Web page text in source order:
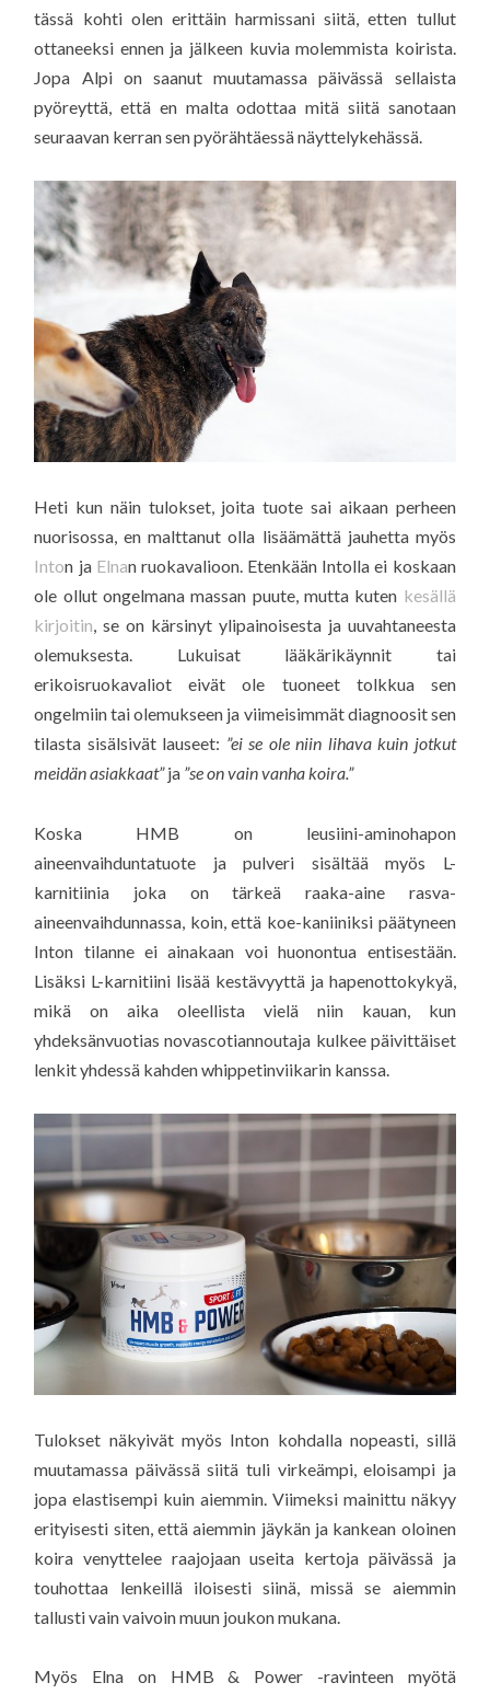
tässä kohti olen erittäin harmissani siitä, etten tullut
ottaneeksi ennen ja jälkeen kuvia molemmista koirista.
Jopa Alpi on saanut muutamassa päivässä sellaista
pyöreyttä, että en malta odottaa mitä siitä sanotaan
seuraavan kerran sen pyörähtäessä näyttelykehässä.
Heti kun näin tulokset, joita tuote sai aikaan perheen
nuorisossa, en malttanut olla lisäämättä jauhetta myös
Inton ja Elnan ruokavalioon. Etenkään Intolla ei koskaan
ole ollut ongelmana massan puute, mutta kuten kesällä
kirjoitin, se on kärsinyt ylipainoisesta ja uuvahtaneesta
olemuksesta. Lukuisat lääkärikäynnit tai
erikoisruokavaliot eivät ole tuoneet tolkkua sen
ongelmiin tai olemukseen ja viimeisimmät diagnoosit sen
tilasta sisälsivät lauseet: ”ei se ole niin lihava kuin jotkut
meidän asiakkaat”ja ”se on vain vanha koira.”
Koska HMB on leusiini-aminohapon
aineenvaihduntatuote ja pulveri sisältää myös L-
karnitiinia joka on tärkeä raaka-aine rasva-
aineenvaihdunnassa, koin, että koe-kaniiniksi päätyneen
Inton tilanne ei ainakaan voi huonontua entisestään.
Lisäksi L-karnitiini lisää kestävyyttä ja hapenottokykyä,
mikä on aika oleellista vielä niin kauan, kun
yhdeksänvuotias novascotiannoutaja kulkee päivittäiset
lenkit yhdessä kahden whippetinviikarin kanssa.
Tulokset näkyivät myös Inton kohdalla nopeasti, sillä
muutamassa päivässä siitä tuli virkeämpi, eloisampi ja
jopa elastisempi kuin aiemmin. Viimeksi mainittu näkyy
erityisesti siten, että aiemmin jäykän ja kankean oloinen
koira venyttelee raajojaan useita kertoja päivässä ja
touhottaa lenkeillä iloisesti siinä, missä se aiemmin
tallusti vain vaivoin muun joukon mukana.
Myös Elna on HMB & Power -ravinteen myötä